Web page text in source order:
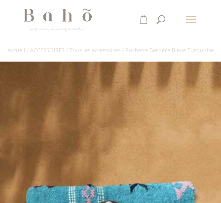
Accueil / ACCESSOIRES / Tous les accessoires / Pochette Berbère Bleue Turquoise